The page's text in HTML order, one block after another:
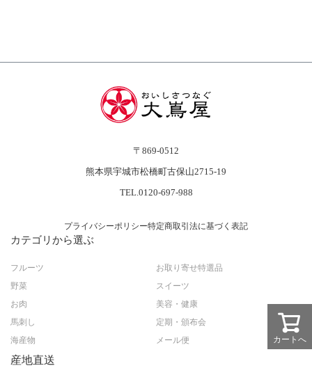
カートへ
〒869-0512
熊本県宇城市松橋町古保山2715-19
TEL.0120-697-988
プライバシーポリシー特定商取引法に基づく表記
カテゴリから選ぶ
フルーツ
野菜
お肉
馬刺し
海産物
お取り寄せ特選品
スイーツ
美容・健康
定期・頒布会
メール便
産地直送